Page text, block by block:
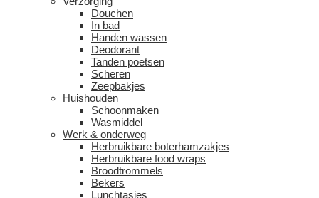
Douchen
In bad
Handen wassen
Deodorant
Tanden poetsen
Scheren
Zeepbakjes
Huishouden
Schoonmaken
Wasmiddel
Werk & onderweg
Herbruikbare boterhamzakjes
Herbruikbare food wraps
Broodtrommels
Bekers
Lunchtasjes